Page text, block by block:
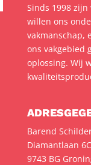
Sinds 1998
willen ons
vakmanschap,
ons vakgebied
oplossing. Wij
Barend
Diamantlaan 6C
9743 BG